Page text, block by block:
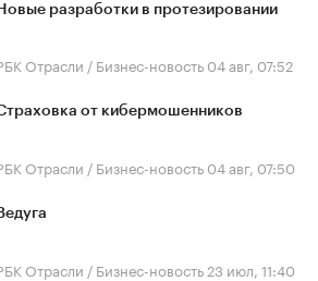
Новые разработки в протезировании
Отрасли / Бизнес-новость 04 авг, 07:52
от кибермошенников
Отрасли / Бизнес-новость 04 авг, 07:50
Ведуга
Отрасли / Бизнес-новость 23 июл, 11:40